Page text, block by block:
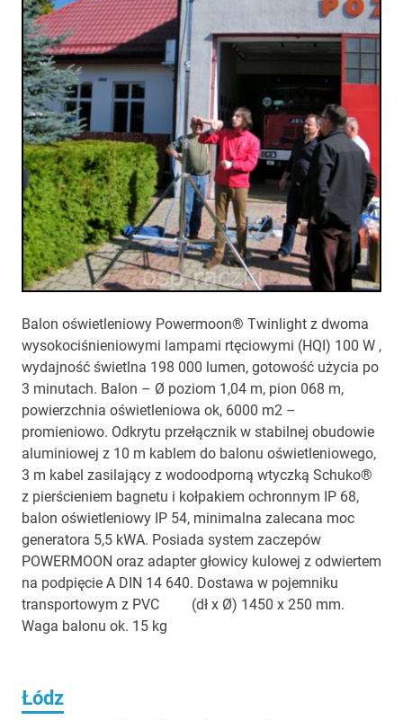
Balon oświetleniowy Powermoon® Twinlight z dwoma
wysokociśnieniowymi lampami rtęciowymi (HQI) 100 W ,
wydajność świetlna 198 000 lumen, gotowość użycia po
3 minutach. Balon – Ø poziom 1,04 m, pion 068 m,
powierzchnia oświetleniowa ok, 6000 m2 –
promieniowo. Odkrytu przełącznik w stabilnej obudowie
aluminiowej z 10 m kablem do balonu oświetleniowego,
3 m kabel zasilający z wodoodporną wtyczką Schuko®
z pierścieniem bagnetu i kołpakiem ochronnym IP 68,
balon oświetleniowy IP 54, minimalna zalecana moc
generatora 5,5 kWA. Posiada system zaczepów
POWERMOON oraz adapter głowicy kulowej z odwiertem
na podpięcie A DIN 14 640. Dostawa w pojemniku
transportowym z PVC (dł x Ø) 1450 x 250 mm.
Waga balonu ok. 15 kg
Łódz